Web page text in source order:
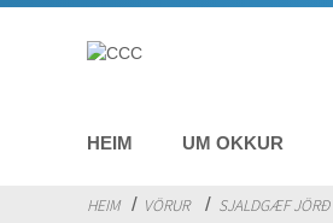
HEIM UM OKKUR
HEIM VÖRUR SJALDGÆF JÖRÐ